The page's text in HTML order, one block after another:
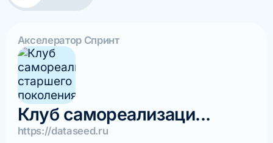
Акселератор Спринт
Клуб самореализаци...
https://dataseed.ru